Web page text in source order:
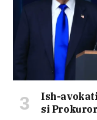
Ish-
si